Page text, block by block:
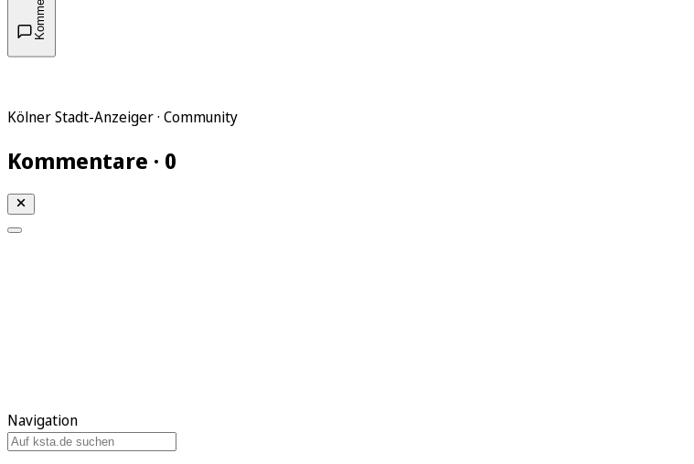
Kölner Stadt-Anzeiger · Community
Kommentare · 0
Navigation